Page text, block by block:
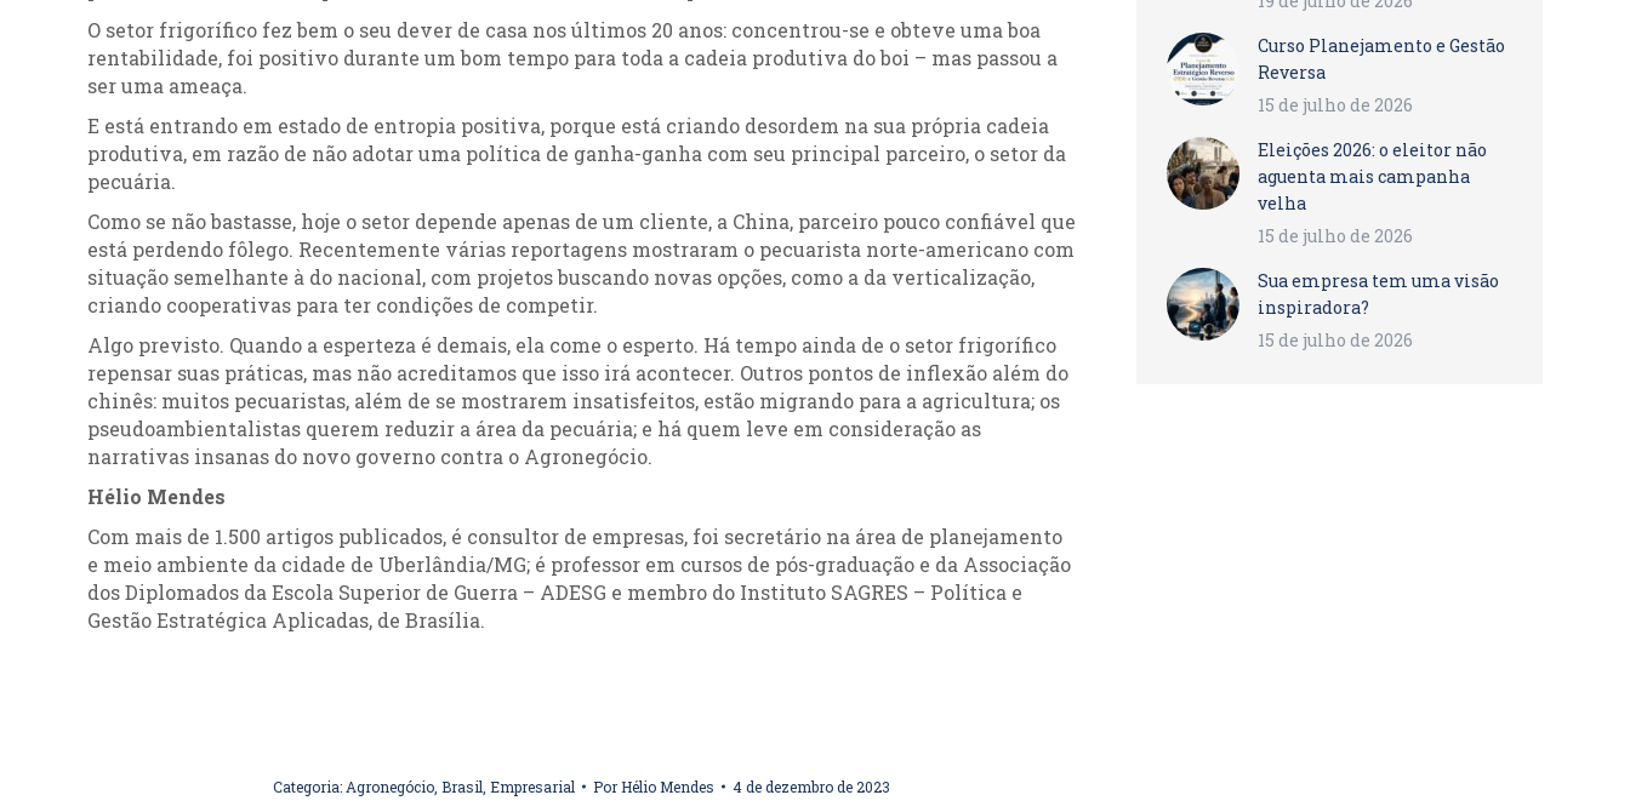
O setor frigorífico fez bem o seu dever de casa nos últimos 20 anos: concentrou-se e obteve uma boa
rentabilidade, foi positivo durante um bom tempo para toda a cadeia produtiva do boi – mas passou a
ser uma ameaça.
E está entrando em estado de entropia positiva, porque está criando desordem na sua própria cadeia
produtiva, em razão de não adotar uma política de ganha-ganha com seu principal parceiro, o setor da
pecuária.
Como se não bastasse, hoje o setor depende apenas de um cliente, a China, parceiro pouco confiável que
está perdendo fôlego. Recentemente várias reportagens mostraram o pecuarista norte-americano com
situação semelhante à do nacional, com projetos buscando novas opções, como a da verticalização,
criando cooperativas para ter condições de competir.
Algo previsto. Quando a esperteza é demais, ela come o esperto. Há tempo ainda de o setor frigorífico
repensar suas práticas, mas não acreditamos que isso irá acontecer. Outros pontos de inflexão além do
chinês: muitos pecuaristas, além de se mostrarem insatisfeitos, estão migrando para a agricultura; os
pseudoambientalistas querem reduzir a área da pecuária; e há quem leve em consideração as
narrativas insanas do novo governo contra o Agronegócio.
Hélio Mendes
Com mais de 1.500 artigos publicados, é consultor de empresas, foi secretário na área de planejamento
e meio ambiente da cidade de Uberlândia/MG; é professor em cursos de pós-graduação e da Associação
dos Diplomados da Escola Superior de Guerra – ADESG e membro do Instituto SAGRES – Política e
Gestão Estratégica Aplicadas, de Brasília.
Categoria: Agronegócio Brasil Empresarial PorHélio Mendes 4 de dezembro de 2023
Curso Planejamento e Gestão
Reversa
15 de julho de 2026
Eleições 2026: o eleitor não
aguenta mais campanha
velha
15 de julho de 2026
Sua empresa tem uma visão
inspiradora?
15 de julho de 2026